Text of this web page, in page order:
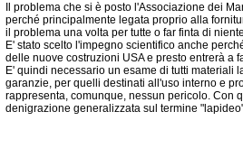
Il problema che si è posto l'Associazione dei
perché principalmente legata proprio alla
il problema una volta per tutte o far finta di
E' stato scelto l'impegno scientifico anche
delle nuove costruzioni USA e presto entrerà a
E' quindi necessario un esame di tutti materiali
garanzie, per quelli destinati all'uso interno e
rappresenta, comunque, nessun pericolo. Con
denigrazione generalizzata sul termine